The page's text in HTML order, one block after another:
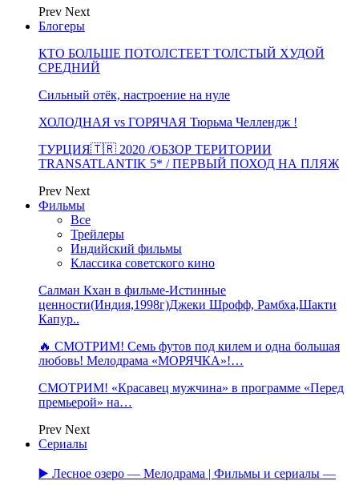
Prev Next
Блогеры
КТО БОЛЬШЕ ПОТОЛСТЕЕТ ТОЛСТЫЙ ХУДОЙ
СРЕДНИЙ
Сильный отёк, настроение на нуле
ХОЛОДНАЯ vs ГОРЯЧАЯ Тюрьма Челлендж !
ТУРЦИЯ🇹🇷 2020 /ОБЗОР ТЕРИТОРИИ
TRANSATLANTIK 5* / ПЕРВЫЙ ПОХОД НА ПЛЯЖ
Prev Next
Фильмы
Все
Трейлеры
Индийский фильмы
Классика советского кино
Салман Кхан в фильме-Истинные
ценности(Индия,1998г)Джеки Шрофф, Рамбха,Шакти
Капур..
🔥 СМОТРИМ! Семь футов под килем и одна большая
любовь! Мелодрама «МОРЯЧКА»!…
СМОТРИМ! «Красавец мужчина» в программе «Перед
премьерой» на…
Prev Next
Сериалы
▶️ Лесное озеро — Мелодрама | Фильмы и сериалы —